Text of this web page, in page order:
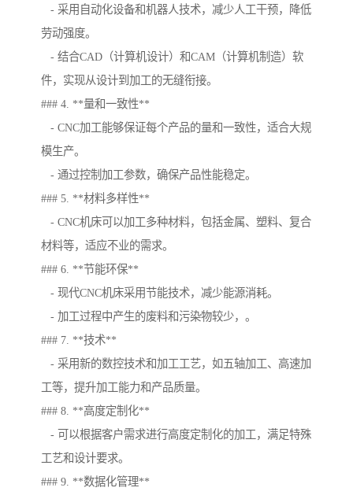
- 采用自动化设备和机器人技术，减少人工干预，降低
劳动强度。
- 结合CAD（计算机设计）和CAM（计算机制造）软
件，实现从设计到加工的无缝衔接。
### 4. **量和一致性**
- CNC加工能够保证每个产品的量和一致性，适合大规
模生产。
- 通过控制加工参数，确保产品性能稳定。
### 5. **材料多样性**
- CNC机床可以加工多种材料，包括金属、塑料、复合
材料等，适应不业的需求。
### 6. **节能环保**
- 现代CNC机床采用节能技术，减少能源消耗。
- 加工过程中产生的废料和污染物较少，。
### 7. **技术**
- 采用新的数控技术和加工工艺，如五轴加工、高速加
工等，提升加工能力和产品质量。
### 8. **高度定制化**
- 可以根据客户需求进行高度定制化的加工，满足特殊
工艺和设计要求。
### 9. **数据化管理**